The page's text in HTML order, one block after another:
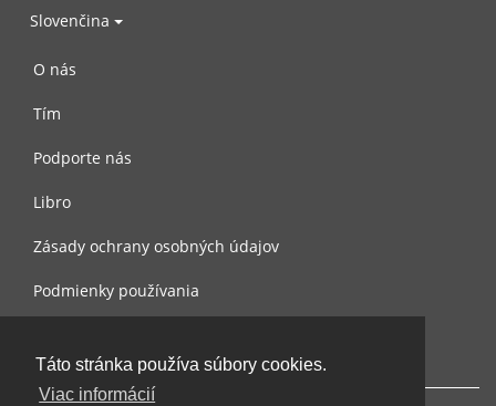
Táto stránka používa súbory cookies.
Viac informácií
Slovenčina
O nás
Tím
Podporte nás
Libro
Zásady ochrany osobných údajov
Podmienky používania